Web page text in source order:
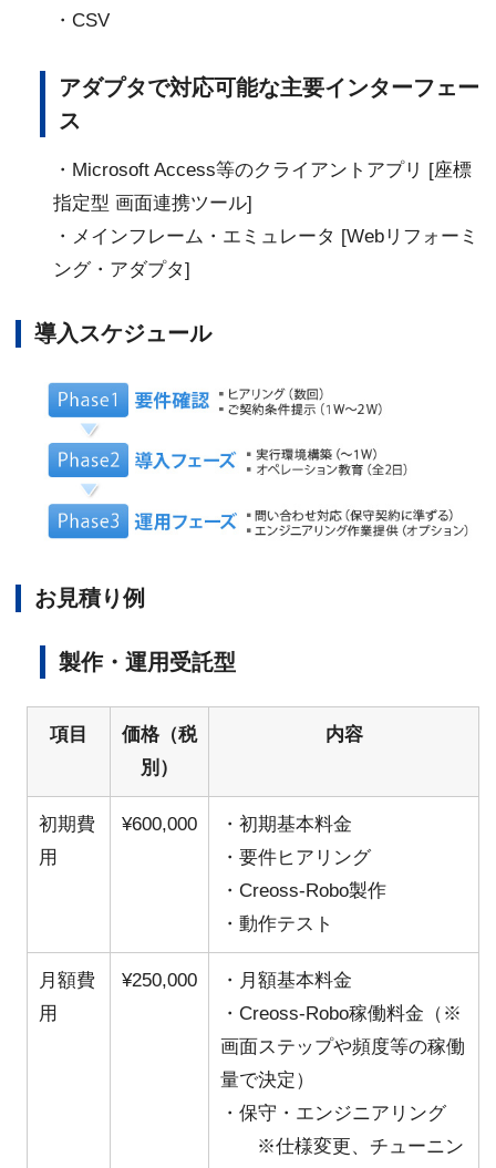
・CSV
アダプタで対応可能な主要インターフェー
ス
・Microsoft Access等のクライアントアプリ [座標
指定型 画面連携ツール]
・メインフレーム・エミュレータ [Webリフォーミ
ング・アダプタ]
導入スケジュール
お見積り例
製作・運用受託型
項目
価格（税
別）
内容
初期費
用
¥600,000
・初期基本料金
・要件ヒアリング
・Creoss-Robo製作
・動作テスト
月額費
用
¥250,000
・月額基本料金
・Creoss-Robo稼働料金（※
画面ステップや頻度等の稼働
量で決定）
・保守・エンジニアリング
※仕様変更、チューニン